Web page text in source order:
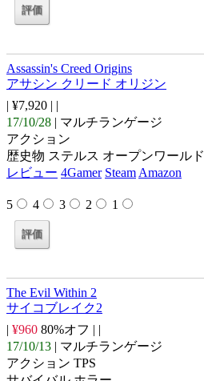
Assassin's Creed Origins
アサシン クリード オリジン
| ¥7,920 | |
17/10/28 | マルチランゲージ
アクション
歴史物 ステルス オープンワールド
レビュー 4Gamer Steam Amazon
5 4 3 2 1
The Evil Within 2
サイコブレイク2
| ¥960 80%オフ | |
17/10/13 | マルチランゲージ
アクション TPS